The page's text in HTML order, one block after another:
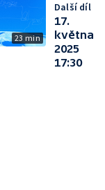
23 min
Další díl
17.
května
2025
17:30